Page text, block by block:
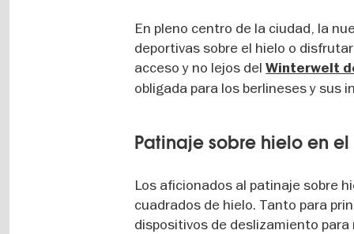
En pleno centro de la ciudad, la
deportivas sobre el hielo o
acceso y no lejos delWinterwelt
obligada para los berlineses y sus
Patinaje sobre hielo en
Los aficionados al patinaje sobre
cuadrados de hielo. Tanto para
dispositivos de deslizamiento